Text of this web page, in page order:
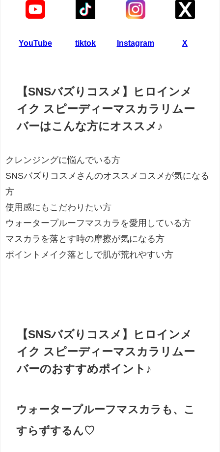
YouTube tiktok Instagram X
【SNSバズりコスメ】ヒロインメ
イク スピーディーマスカラリムー
バーはこんな方にオススメ♪
クレンジングに悩んでいる方
SNSバズりコスメさんのオススメコスメが気になる
方
使用感にもこだわりたい方
ウォータープルーフマスカラを愛用している方
マスカラを落とす時の摩擦が気になる方
ポイントメイク落としで肌が荒れやすい方
【SNSバズりコスメ】ヒロインメ
イク スピーディーマスカラリムー
バーのおすすめポイント♪
ウォータープルーフマスカラも、こ
すらずするん♡